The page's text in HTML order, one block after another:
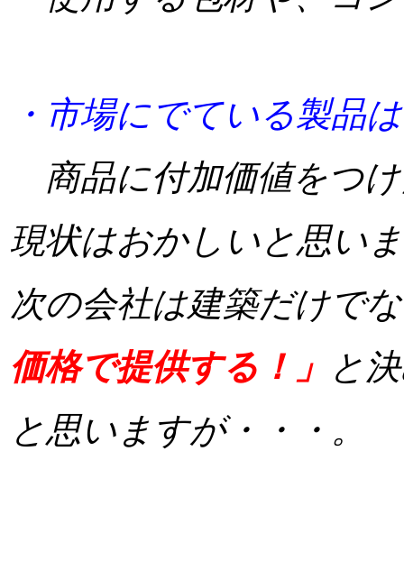
・市場にでている製品
商品に付加価値をつ
現状はおかしいと思い
次の会社は建築だけで
価格で提供する！」 と
と思いますが・・・。